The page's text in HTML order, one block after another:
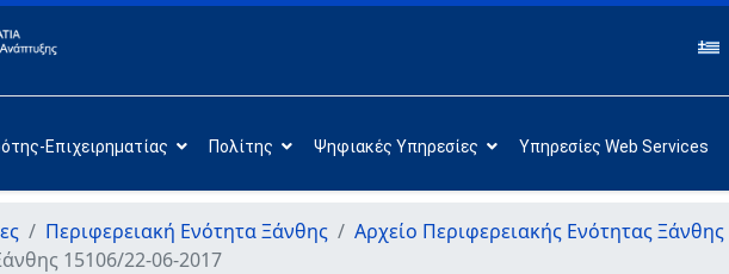
Επιχειρηματίας Πολίτης Ψηφιακές Υπηρεσίες Υπηρεσίες Web Services
Περιφερειακή Ενότητα Ξάνθης
Αρχείο Περιφερειακής Ενότητας Ξάνθης
15106/22-06-2017